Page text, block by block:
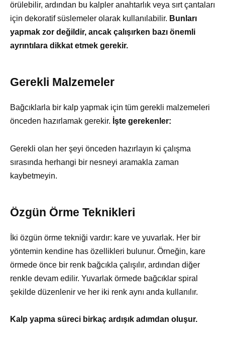
örülebilir, ardından bu kalpler anahtarlık veya sırt çantaları
için dekoratif süslemeler olarak kullanılabilir. Bunları
yapmak zor değildir, ancak çalışırken bazı önemli
ayrıntılara dikkat etmek gerekir.
Gerekli Malzemeler
Bağcıklarla bir kalp yapmak için tüm gerekli malzemeleri
önceden hazırlamak gerekir. İşte gerekenler:
Gerekli olan her şeyi önceden hazırlayın ki çalışma
sırasında herhangi bir nesneyi aramakla zaman
kaybetmeyin.
Özgün Örme Teknikleri
İki özgün örme tekniği vardır: kare ve yuvarlak. Her bir
yöntemin kendine has özellikleri bulunur. Örneğin, kare
örmede önce bir renk bağcıkla çalışılır, ardından diğer
renkle devam edilir. Yuvarlak örmede bağcıklar spiral
şekilde düzenlenir ve her iki renk aynı anda kullanılır.
Kalp yapma süreci birkaç ardışık adımdan oluşur.